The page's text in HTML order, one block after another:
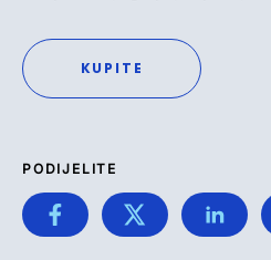
KUPITE
PODIJELITE